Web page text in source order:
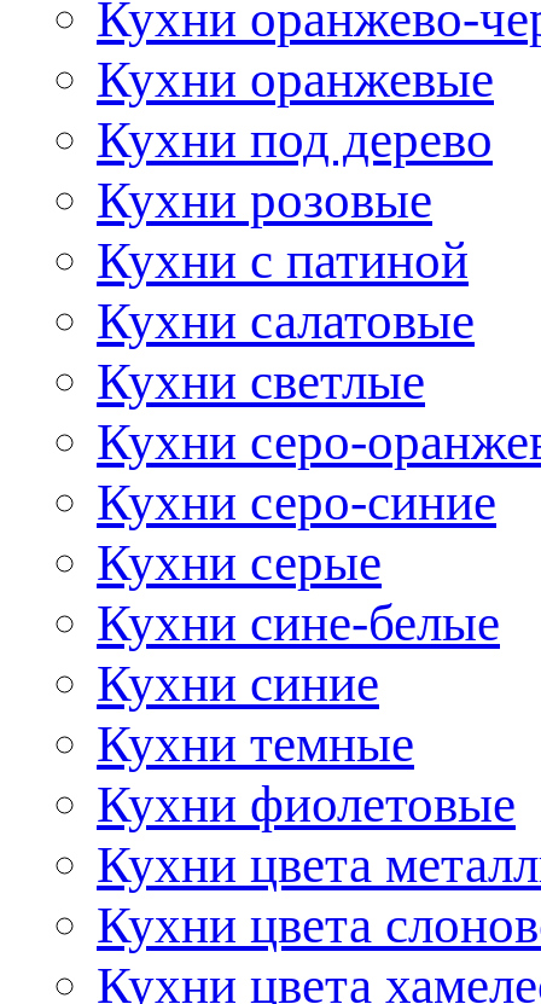
Кухни оранжево-
Кухни оранжевые
Кухни под дерево
Кухни розовые
Кухни с патиной
Кухни салатовые
Кухни светлые
Кухни серо-
Кухни серо-синие
Кухни серые
Кухни сине-белые
Кухни синие
Кухни темные
Кухни фиолетовые
Кухни цвета
Кухни цвета
Кухни цвета